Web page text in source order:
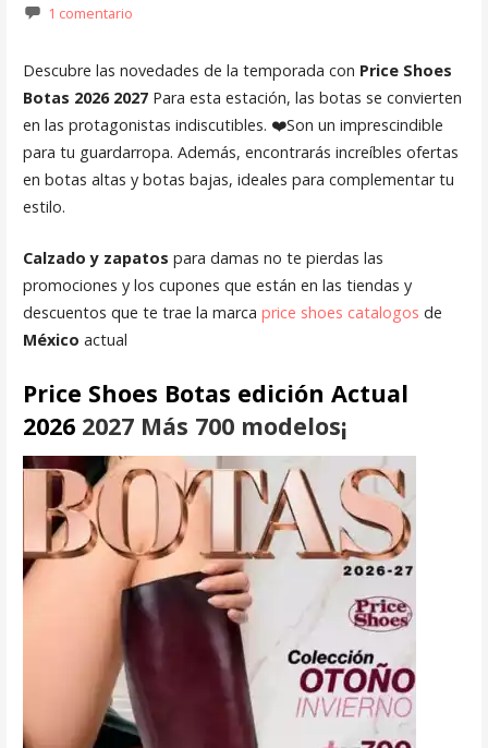
1 comentario
Descubre las novedades de la temporada con Price Shoes
Botas 2026 2027Para esta estación, las botas se convierten
en las protagonistas indiscutibles. ❤️Son un imprescindible
para tu guardarropa. Además, encontrarás increíbles ofertas
en botas altas y botas bajas, ideales para complementar tu
estilo.
Calzado y zapatos para damas no te pierdas las
promociones y los cupones que están en las tiendas y
descuentos que te trae la marca price shoes catalogos de
México actual
Price Shoes Botas edición Actual
20262027 Más 700 modelos¡